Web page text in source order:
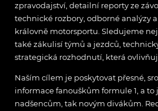
zpravodajství, detailní reporty ze
technické rozbory, odborné analýzy
královně motorsportu. Sledujeme
také zákulisí týmů a jezdců,
strategická rozhodnutí, která
Naším cílem je poskytovat přesné,
informace fanouškům formule 1, a
nadšencům, tak novým divákům.